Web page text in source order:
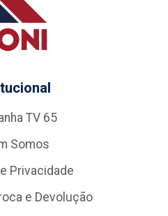
TV 65
Somos
Privacidade
e Devolução